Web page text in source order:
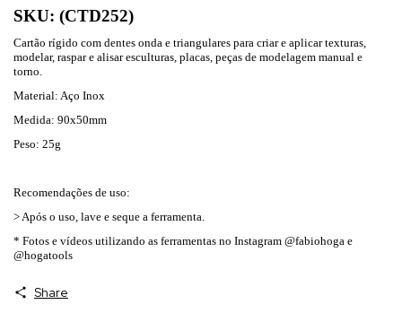
SKU: (CTD252)
Cartão rígido com dentes onda e triangulares para criar e aplicar texturas,
modelar, raspar e alisar esculturas, placas, peças de modelagem manual e
torno.
Material: Aço Inox
Medida: 90x50mm
Peso: 25g
Recomendações de uso:
> Após o uso, lave e seque a ferramenta.
* Fotos e vídeos utilizando as ferramentas no Instagram @fabiohoga e
@hogatools
Share